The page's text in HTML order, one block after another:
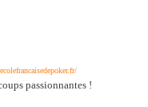
passionnantes !